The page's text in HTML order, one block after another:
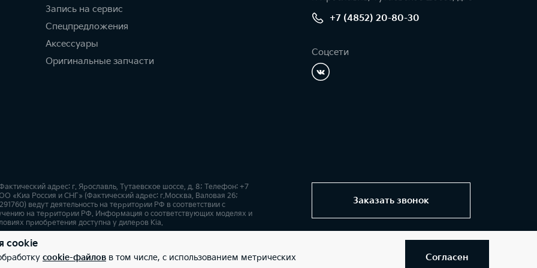
Запись на сервис
Спецпредложения
Аксессуары
Оригинальные запчасти
+7 (4852) 20-80-30
Соцсети
Заказать звонок
адрес: г. Ярославль, Тутаевское шоссе, д. 8; Телефон: +7
Россия и СНГ» (Фактический адрес: г.Москва, Валовая 26;
ведут деятельность на территории РФ в соответствии с
на территории РФ. Информация о соответствующих моделях и
приобретения доступна у дилеров Kia.
Карта сайта
cookie
cookie-файлов в том числе, с использованием метрических
Согласен